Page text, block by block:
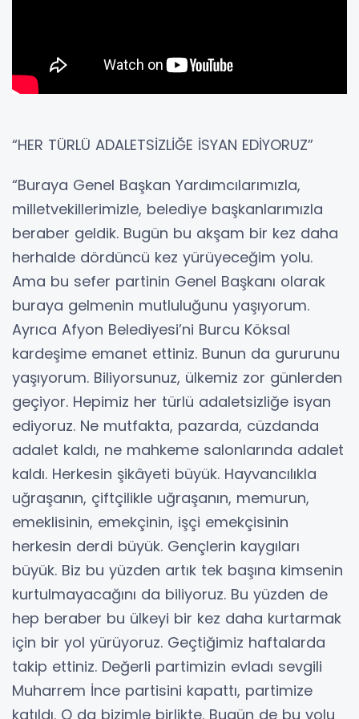
“HER TÜRLÜ ADALETSİZLİĞE İSYAN EDİYORUZ”
“Buraya Genel Başkan Yardımcılarımızla,
milletvekillerimizle, belediye başkanlarımızla
beraber geldik. Bugün bu akşam bir kez daha
herhalde dördüncü kez yürüyeceğim yolu.
Ama bu sefer partinin Genel Başkanı olarak
buraya gelmenin mutluluğunu yaşıyorum.
Ayrıca Afyon Belediyesi’ni Burcu Köksal
kardeşime emanet ettiniz. Bunun da gururunu
yaşıyorum. Biliyorsunuz, ülkemiz zor günlerden
geçiyor. Hepimiz her türlü adaletsizliğe isyan
ediyoruz. Ne mutfakta, pazarda, cüzdanda
adalet kaldı, ne mahkeme salonlarında adalet
kaldı. Herkesin şikâyeti büyük. Hayvancılıkla
uğraşanın, çiftçilikle uğraşanın, memurun,
emeklisinin, emekçinin, işçi emekçisinin
herkesin derdi büyük. Gençlerin kaygıları
büyük. Biz bu yüzden artık tek başına kimsenin
kurtulmayacağını da biliyoruz. Bu yüzden de
hep beraber bu ülkeyi bir kez daha kurtarmak
için bir yol yürüyoruz. Geçtiğimiz haftalarda
takip ettiniz. Değerli partimizin evladı sevgili
Muharrem İnce partisini kapattı, partimize
katıldı. O da bizimle birlikte. Bugün de bu yolu